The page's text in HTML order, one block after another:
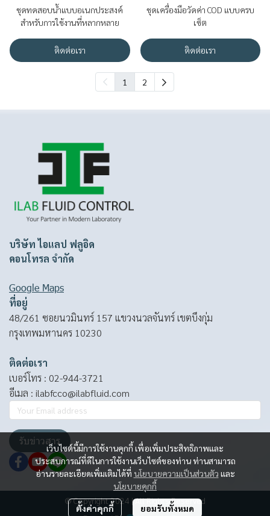
ชุดทดสอบน้ำแบบอเนกประสงค์
สำหรับการใช้งานที่หลากหลาย
ติดต่อเรา
ชุดเครื่องมือวัดค่า COD แบบครบ
เซ็ต
ติดต่อเรา
1 2
เว็บไซต์นี้มีการใช้งานคุกกี้ เพื่อเพิ่มประสิทธิภาพและ
ประสบการณ์ที่ดีในการใช้งานเว็บไซต์ของท่าน ท่านสามารถ
อ่านรายละเอียดเพิ่มเติมได้ที่ นโยบายความเป็นส่วนตัว และ
นโยบายคุกกี้
ตั้งค่าคุกกี้ ยอมรับทั้งหมด
บริษัท ไอแลป ฟลูอิด
คอนโทรล จำกัด
Google Maps
ที่อยู่
48/261 ซอยนวมินทร์ 157 แขวงนวลจันทร์ เขตบึงกุ่ม
กรุงเทพมหานคร 10230
ติดต่อเรา
เบอร์โทร : 02-944-3721
อีเมล : ilabfcco@ilabfluid.com
รับข่าวสาร
© Copyright 2024 | All Rights Reserved